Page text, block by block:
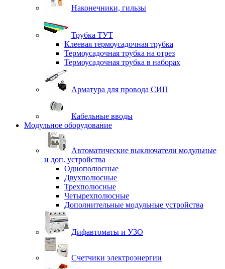
Наконечники, гильзы
Трубка ТУТ
Клеевая термоусадочная трубка
Термоусадочная трубка на отрез
Термоусадочная трубка в наборах
Арматура для провода СИП
Кабельные вводы
Модульное оборудование
Автоматические выключатели модульные
и доп. устройства
Однополюсные
Двухполюсные
Трехполюсные
Четырехполюсные
Дополнительные модульные устройства
Дифавтоматы и УЗО
Счетчики электроэнергии